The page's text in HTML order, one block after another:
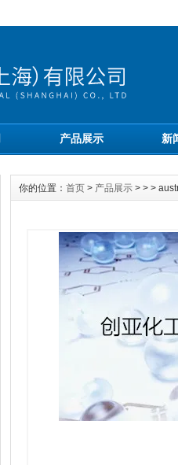
产品展示 新
你的位置： 首页 > 产品展示 > > >